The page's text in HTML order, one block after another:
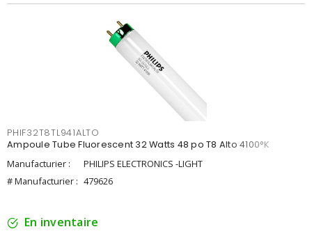
PHIF32T8TL941ALTO
Ampoule Tube Fluorescent 32 Watts 48 po T8 Alto 4100°K
Manufacturier :
PHILIPS ELECTRONICS -LIGHT
# Manufacturier : 479626
En inventaire